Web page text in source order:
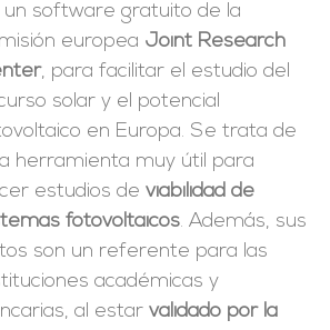
un software gratuito de la
europea Joint Research
, para facilitar el estudio del
solar y el potencial
en Europa. Se trata de
herramienta muy útil para
estudios deviabilidad de
fotovoltaicos. Además, sus
son un referente para las
académicas y
al estarvalidado por la